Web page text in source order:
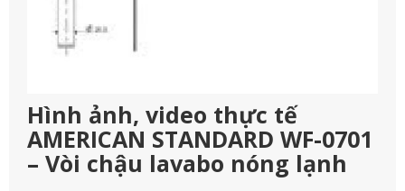
Hình ảnh, video thực tế
AMERICAN STANDARD WF-0701
– Vòi chậu lavabo nóng lạnh